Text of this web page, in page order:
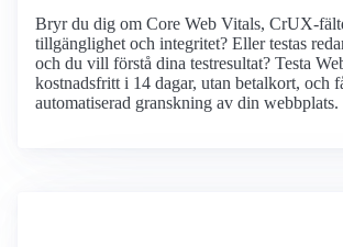
Bryr du dig om Core Web Vitals, CrUX-
tillgänglighet och integritet? Eller testas
och du vill förstå dina testresultat? Testa
kostnadsfritt i 14 dagar, utan betalkort, och
automatiserad granskning av din webbplats.